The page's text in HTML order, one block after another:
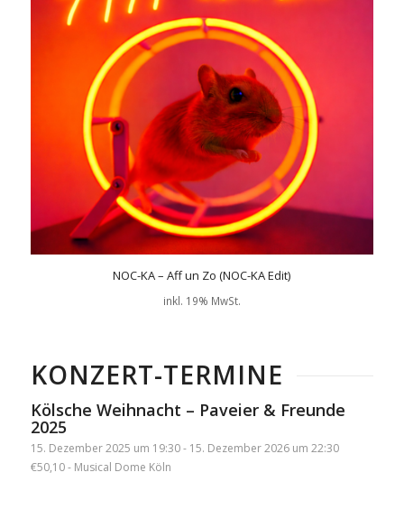
NOC-KA – Aff un Zo (NOC-KA Edit)
inkl. 19% MwSt.
KONZERT-TERMINE
Kölsche Weihnacht – Paveier & Freunde
2025
15. Dezember 2025 um 19:30- 15. Dezember 2026 um 22:30
€50,10- Musical Dome Köln